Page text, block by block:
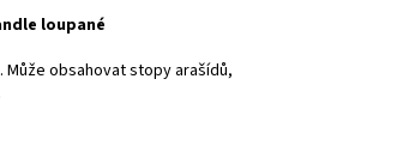
loupané
Může obsahovat stopy arašídů,